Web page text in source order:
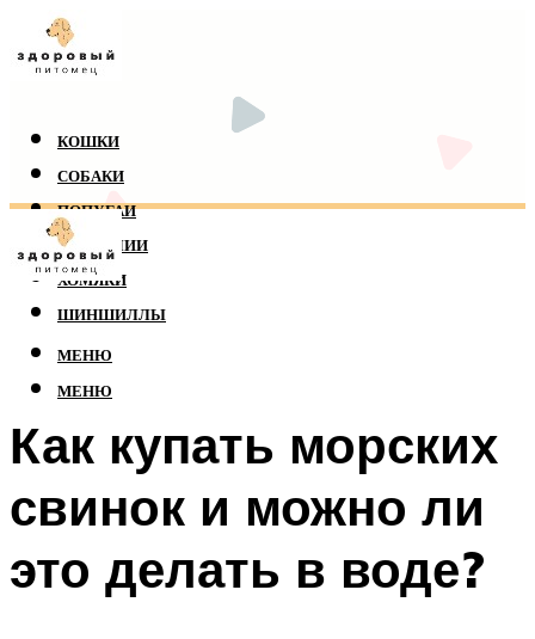
КОШКИ
СОБАКИ
ПОПУГАИ
РЕПТИЛИИ
ХОМЯКИ
ШИНШИЛЛЫ
МЕНЮ
МЕНЮ
Как купать морских
свинок и можно ли
это делать в воде?